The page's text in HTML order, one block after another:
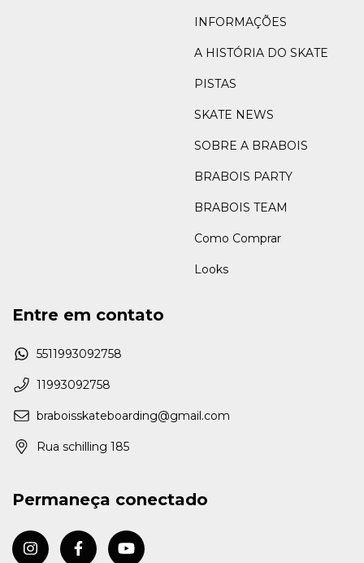
INFORMAÇÕES
A HISTÓRIA DO SKATE
PISTAS
SKATE NEWS
SOBRE A BRABOIS
BRABOIS PARTY
BRABOIS TEAM
Como Comprar
Looks
Entre em contato
5511993092758
11993092758
braboisskateboarding@gmail.com
Rua schilling 185
Permaneça conectado